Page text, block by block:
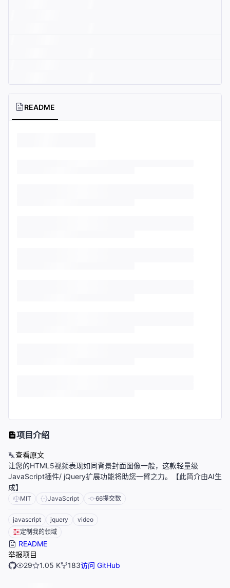
README
项目介绍
查看原文
让您的HTML5视频表现如同背景封面图像一般，这款轻量级
JavaScript插件/ jQuery扩展功能将助您一臂之力。【此简介由AI生
成】
MIT JavaScript 66提交数
javascript jquery
video
定制我的领域
README
举报项目
29
1.05 K 183访问 GitHub